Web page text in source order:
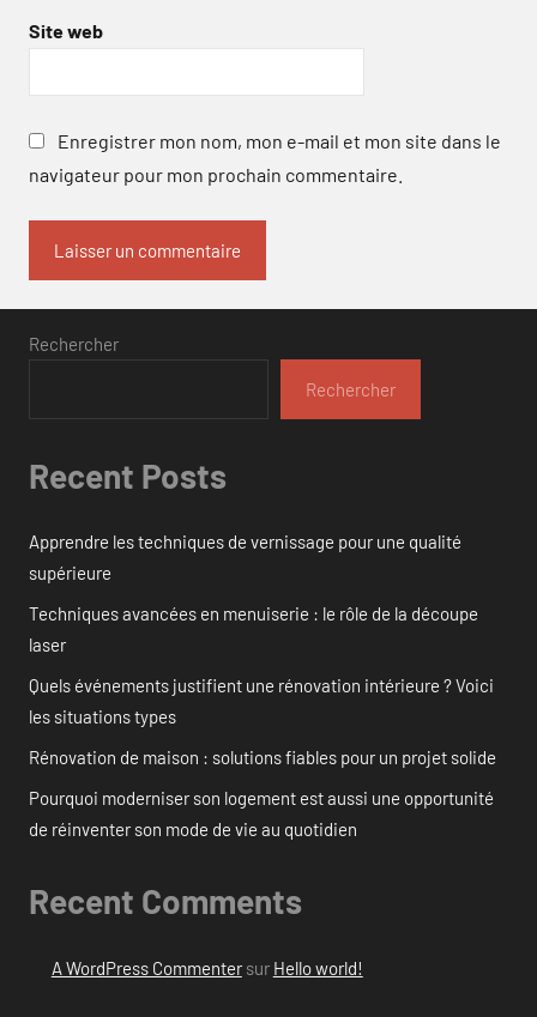
Site web
Enregistrer mon nom, mon e-mail et mon site dans le
navigateur pour mon prochain commentaire.
Rechercher
Rechercher
Recent Posts
Apprendre les techniques de vernissage pour une qualité
supérieure
Techniques avancées en menuiserie : le rôle de la découpe
laser
Quels événements justifient une rénovation intérieure ? Voici
les situations types
Rénovation de maison : solutions fiables pour un projet solide
Pourquoi moderniser son logement est aussi une opportunité
de réinventer son mode de vie au quotidien
Recent Comments
A WordPress Commentersur Hello world!